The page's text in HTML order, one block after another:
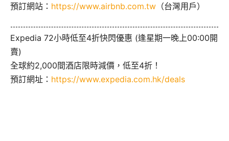
預訂網站： https://www.airbnb.com.tw （台灣用戶）
Expedia 72小時低至4折快閃優惠 (逢星期一晚上00:00開
賣)
全球約2,000間酒店限時減價，低至4折！
預訂網址： https://www.expedia.com.hk/deals